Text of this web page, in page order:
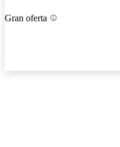
Gran oferta